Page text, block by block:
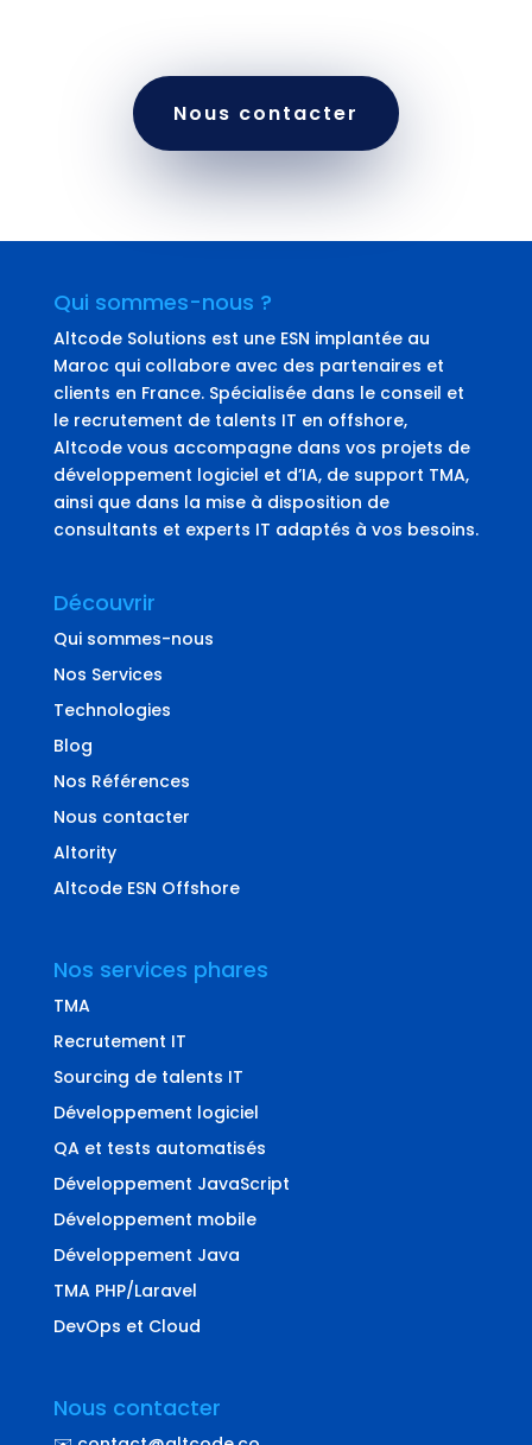
Nous contacter
Qui sommes-nous ?
Altcode Solutions est une ESN implantée au
Maroc qui collabore avec des partenaires et
clients en France. Spécialisée dans le conseil et
le recrutement de talents IT en offshore,
Altcode vous accompagne dans vos projets de
développement logiciel et d’IA, de support TMA,
ainsi que dans la mise à disposition de
consultants et experts IT adaptés à vos besoins.
Découvrir
Qui sommes-nous
Nos Services
Technologies
Blog
Nos Références
Nous contacter
Altority
Altcode ESN Offshore
Nos services phares
TMA
Recrutement IT
Sourcing de talents IT
Développement logiciel
QA et tests automatisés
Développement JavaScript
Développement mobile
Développement Java
TMA PHP/Laravel
DevOps et Cloud
Nous contacter